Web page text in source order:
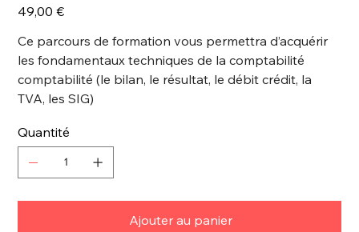
Prix
49,00 €
Ce parcours de formation vous permettra d’acquérir
les fondamentaux techniques de la comptabilité
comptabilité (le bilan, le résultat, le débit crédit, la
TVA, les SIG)
Quantité
Ajouter au panier